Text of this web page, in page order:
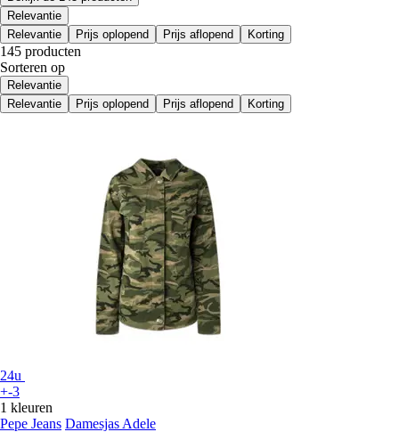
Relevantie
Relevantie
Prijs oplopend Prijs aflopend Korting
145 producten
Sorteren op
Relevantie
Relevantie
Prijs oplopend Prijs aflopend Korting
24u
+-3
1 kleuren
Pepe Jeans Damesjas Adele